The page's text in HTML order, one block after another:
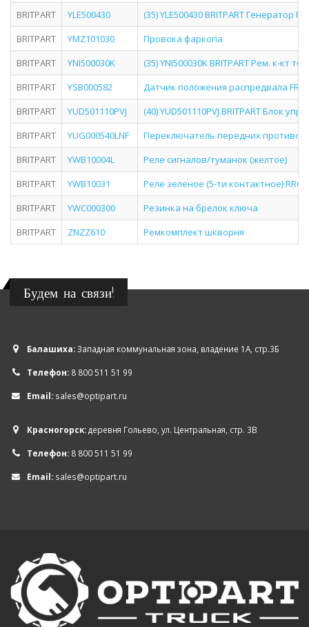
BRITPART
YLE500430
(35) YLE500430 BRITPART Генератор
BRITPART
YMZ101030
Провока фаркопа
BRITPART
YNI500030K
(35) YNI500030K BRITPART Рем. к-кт
BRITPART
YSB000582
Датчик положения распредвала
BRITPART
YUD501110PVJ
(40) YUD501110PVJ BRITPART Блок
BRITPART
YUG000540LNF
Переключатель передних
BRITPART
YWB10004L
Реле сигналов/туманок (желтое)
BRITPART
YWB10031
Реле зеленое (5-ти контактное) RRC
BRITPART
YWC000300
Резинка на брелок ключа
BRITPART
ZNZZ610 Ремкомплект шкворня
Будем на связи!
Балашиха:Западная коммунальная зона, владение 1А, стр.3Б
Телефон: 8 800 511 51 99
Email: sales@optipart.ru
Красногорск:деревня Гольево, ул. Центральная, стр. 3В
Телефон: 8 800 511 51 99
Email: sales@optipart.ru